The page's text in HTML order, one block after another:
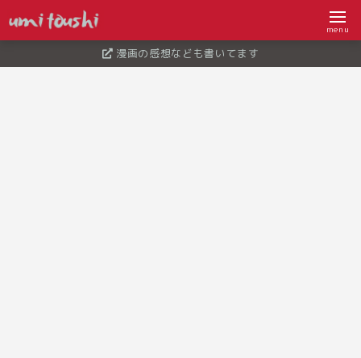
menu
漫画の感想なども書いてます